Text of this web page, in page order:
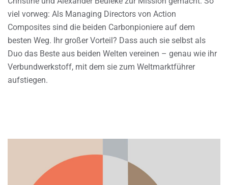
viel vorweg: Als Managing Directors von Action
Composites sind die beiden Carbonpioniere auf dem
besten Weg. Ihr großer Vorteil? Dass auch sie selbst als
Duo das Beste aus beiden Welten vereinen – genau wie ihr
Verbundwerkstoff, mit dem sie zum Weltmarktführer
aufstiegen.